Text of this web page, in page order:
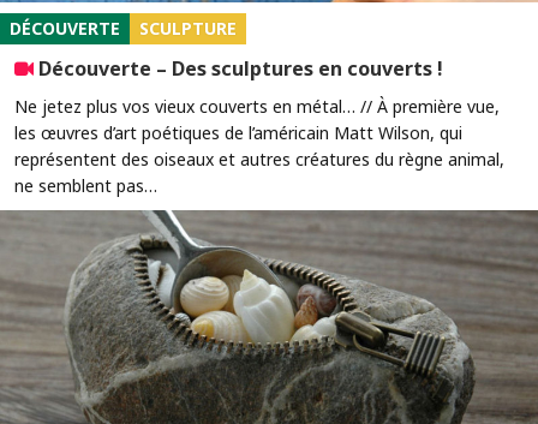
DÉCOUVERTE SCULPTURE
Découverte – Des sculptures en couverts !
Ne jetez plus vos vieux couverts en métal… // À première vue,
les œuvres d’art poétiques de l’américain Matt Wilson, qui
représentent des oiseaux et autres créatures du règne animal,
ne semblent pas…